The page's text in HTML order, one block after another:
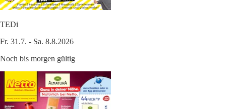
TEDi
Fr. 31.7. - Sa. 8.8.2026
Noch bis morgen gültig